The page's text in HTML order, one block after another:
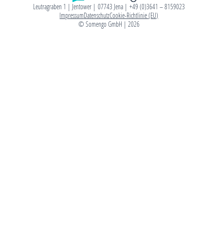
Leutragraben 1 | Jentower | 07743 Jena | +49 (0)3641 – 8159023
ImpressumDatenschutzCookie-Richtlinie (EU)
© Somengo GmbH | 2026